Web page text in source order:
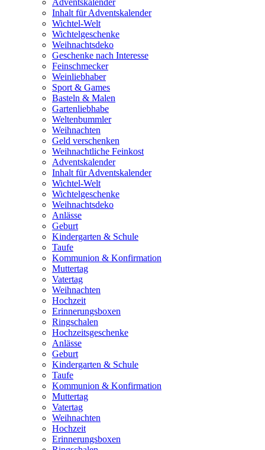
Adventskalender
Inhalt für Adventskalender
Wichtel-Welt
Wichtelgeschenke
Weihnachtsdeko
Geschenke nach Interesse
Feinschmecker
Weinliebhaber
Sport & Games
Basteln & Malen
Gartenliebhabe
Weltenbummler
Weihnachten
Geld verschenken
Weihnachtliche Feinkost
Adventskalender
Inhalt für Adventskalender
Wichtel-Welt
Wichtelgeschenke
Weihnachtsdeko
Anlässe
Geburt
Kindergarten & Schule
Taufe
Kommunion & Konfirmation
Muttertag
Vatertag
Weihnachten
Hochzeit
Erinnerungsboxen
Ringschalen
Hochzeitsgeschenke
Anlässe
Geburt
Kindergarten & Schule
Taufe
Kommunion & Konfirmation
Muttertag
Vatertag
Weihnachten
Hochzeit
Erinnerungsboxen